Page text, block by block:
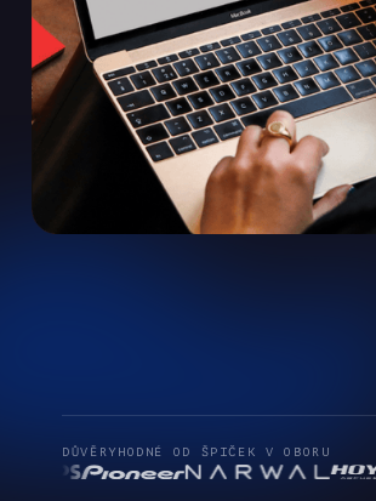
DŮVĚRYHODNÉ OD ŠPIČEK V OBORU